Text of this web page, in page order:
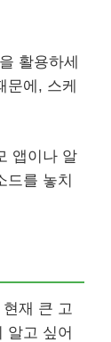
활용하세
문에, 스케
앱이나 알
드를 놓치
현재 큰 고
알고 싶어